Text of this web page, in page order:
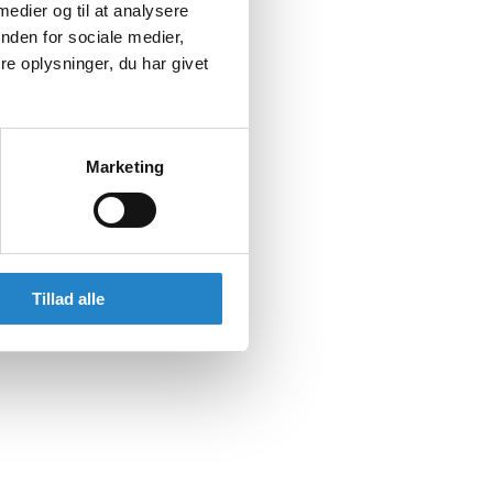
og til at analysere
for sociale medier,
oplysninger, du har givet
Marketing
Tillad alle